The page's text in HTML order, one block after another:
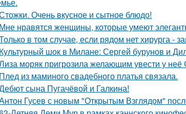
Очень вкусное и сытное блюдо!
Мне нравятся женщины, которые умеют
в том случае, если рядом нет хирурга -
Культурный шок в Милане: Сергей бурунов и
моряк пригрозила желающим увести у неё
Плед из маминого свадебного платья связала.
сына Пугачёвой и Галкина!
Гусев с новым "Открытым Взглядом"